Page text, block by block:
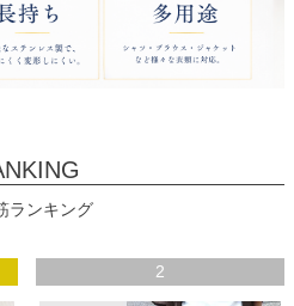
ランキング
2